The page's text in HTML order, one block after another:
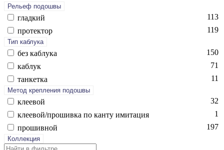
Рельеф подошвы
глад­кий
113
про­тек­тор
119
Тип каблука
без каб­лу­ка
150
каб­лук
71
тан­кетка
11
Метод крепления подошвы
кле­евой
32
кле­евой/про­шив­ка по кан­ту ими­тация
1
про­шив­ной
197
Коллекция